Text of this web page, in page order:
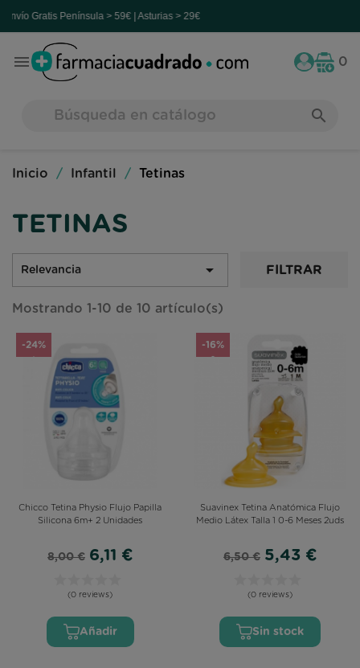
Península > 59€ | Asturias > 29€
 0
search
Inicio Infantil Tetinas
TETINAS
Relevancia  FILTRAR
Mostrando 1-10 de 10 artículo(s)
Chicco Tetina Physio Flujo Papilla
Silicona 6m+ 2 Unidades
8,00 € 6,11 €
(0 reviews)
Añadir
-24%
Suavinex Tetina Anatómica Flujo
Medio Látex Talla 1 0-6 Meses 2uds
6,50 € 5,43 €
(0 reviews)
Sin stock
-16%